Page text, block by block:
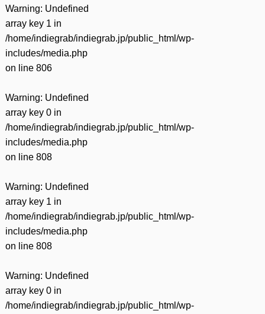
Warning: Undefined
array key 1 in
/home/indiegrab/indiegrab.jp/public_html/wp-
includes/media.php
on line 806
Warning: Undefined
array key 0 in
/home/indiegrab/indiegrab.jp/public_html/wp-
includes/media.php
on line 808
Warning: Undefined
array key 1 in
/home/indiegrab/indiegrab.jp/public_html/wp-
includes/media.php
on line 808
Warning: Undefined
array key 0 in
/home/indiegrab/indiegrab.jp/public_html/wp-